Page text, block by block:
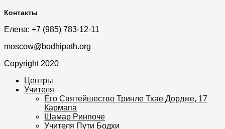
Контакты
Елена: +7 (985) 783-12-11
moscow@bodhipath.org
Copyright 2020
Центры
Учителя
Его Святейшество Тринле Тхае Дордже, 17
Кармапа
Шамар Ринпоче
Учителя Пути Бодхи